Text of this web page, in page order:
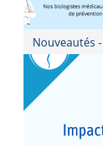
Nouveautés